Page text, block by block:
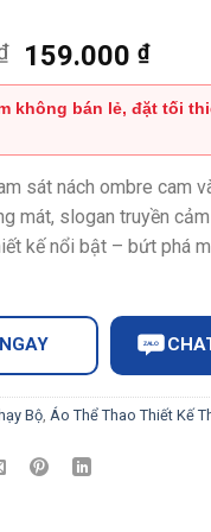
Giá
gốc
là:
159.000₫Giá
hiện
tại
không bán lẻ, đặt tối
sát nách ombre cam
mát, slogan truyền
kế nổi bật – bứt phá
ZALO
Bộ Áo Thể Thao Thiết Kế